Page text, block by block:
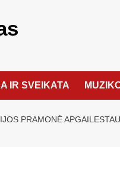
IR SVEIKATA
PRAMONĖ